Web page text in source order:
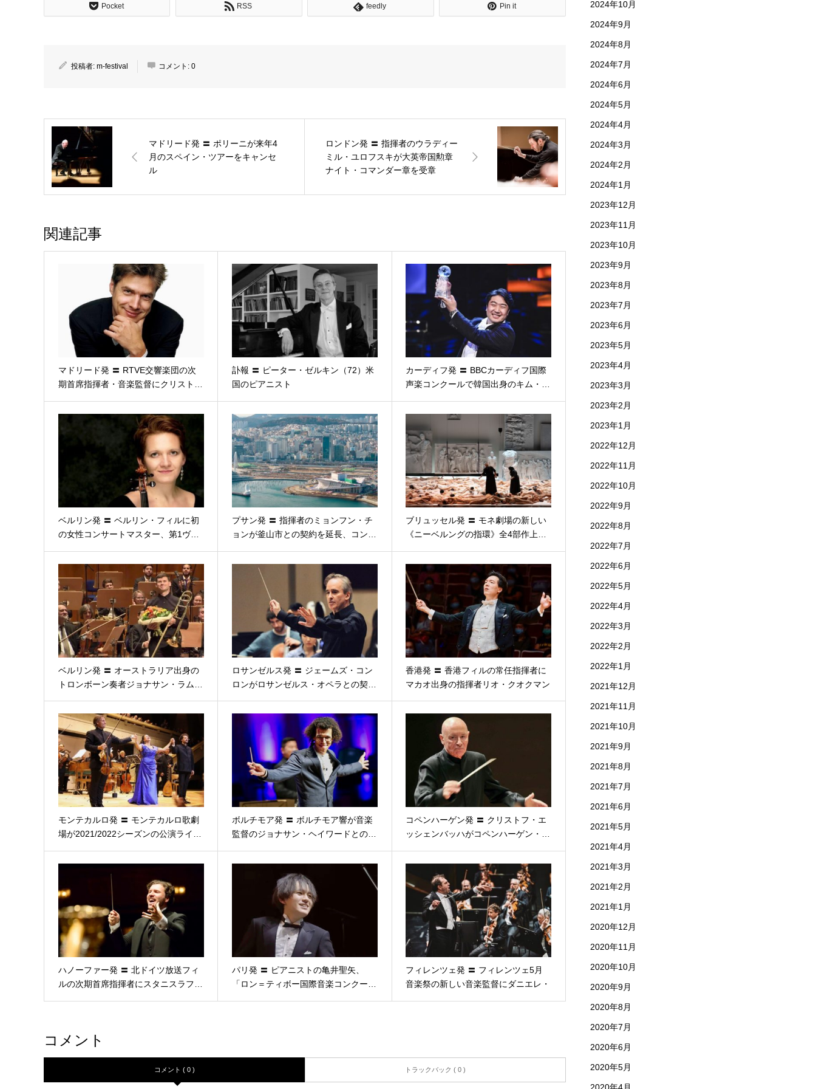
Pocket RSS feedly Pin it
投稿者: m-festival コメント: 0
マドリード発 〓 ポリーニが来年4
月のスペイン・ツアーをキャンセ
ル
ロンドン発 〓 指揮者のウラディー
ミル・ユロフスキが大英帝国勲章
ナイト・コマンダー章を受章
関連記事
マドリード発 〓 RTVE交響楽団の次
期首席指揮者・音楽監督にクリスト…
訃報 〓 ピーター・ゼルキン（72）米
国のピアニスト
カーディフ発 〓 BBCカーディフ国際
声楽コンクールで韓国出身のキム・…
ベルリン発 〓 ベルリン・フィルに初
の女性コンサートマスター、第1ヴ…
プサン発 〓 指揮者のミョンフン・チ
ョンが釜山市との契約を延長、コン…
ブリュッセル発 〓 モネ劇場の新しい
《ニーベルングの指環》全4部作上…
ベルリン発 〓 オーストラリア出身の
トロンボーン奏者ジョナサン・ラム…
ロサンゼルス発 〓 ジェームズ・コン
ロンがロサンゼルス・オペラとの契…
香港発 〓 香港フィルの常任指揮者に
マカオ出身の指揮者リオ・クオクマン
モンテカルロ発 〓 モンテカルロ歌劇
場が2021/2022シーズンの公演ライ…
ボルチモア発 〓 ボルチモア響が音楽
監督のジョナサン・ヘイワードとの…
コペンハーゲン発 〓 クリストフ・エ
ッシェンバッハがコペンハーゲン・…
ハノーファー発 〓 北ドイツ放送フィ
ルの次期首席指揮者にスタニスラフ…
パリ発 〓 ピアニストの亀井聖矢、
「ロン＝ティボー国際音楽コンクー…
フィレンツェ発 〓 フィレンツェ5月
音楽祭の新しい音楽監督にダニエレ・
コメント
コメント ( 0 ) トラックバック ( 0 )
2024年10月
2024年9月
2024年8月
2024年7月
2024年6月
2024年5月
2024年4月
2024年3月
2024年2月
2024年1月
2023年12月
2023年11月
2023年10月
2023年9月
2023年8月
2023年7月
2023年6月
2023年5月
2023年4月
2023年3月
2023年2月
2023年1月
2022年12月
2022年11月
2022年10月
2022年9月
2022年8月
2022年7月
2022年6月
2022年5月
2022年4月
2022年3月
2022年2月
2022年1月
2021年12月
2021年11月
2021年10月
2021年9月
2021年8月
2021年7月
2021年6月
2021年5月
2021年4月
2021年3月
2021年2月
2021年1月
2020年12月
2020年11月
2020年10月
2020年9月
2020年8月
2020年7月
2020年6月
2020年5月